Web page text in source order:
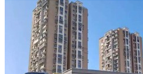
位。随着北斗系统全球化进程加
品迭代速度上展现优势，华大北
国产替代进程。公司计划将募集
及销售网络拓展，巩固在精准定